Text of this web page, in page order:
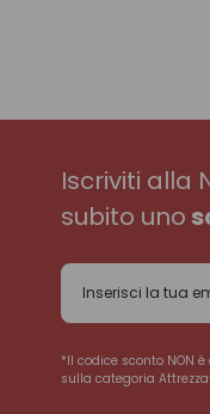
Iscriviti alla
subito uno
*Il codice sconto NON
sulla categoria